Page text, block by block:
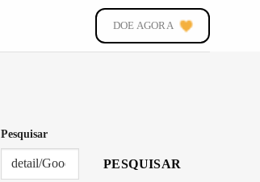
DOE AGORA
Pesquisar
PESQUISAR